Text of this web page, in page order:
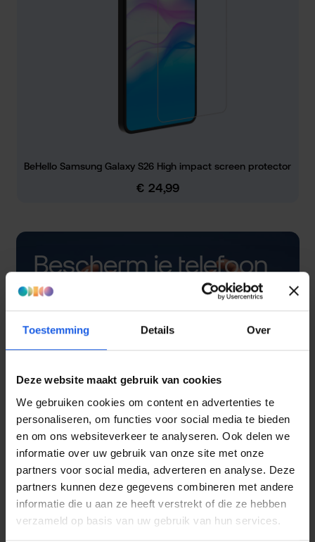
Toestemming Details Over
Deze website maakt gebruik van cookies
We gebruiken cookies om content en advertenties te
personaliseren, om functies voor social media te bieden
en om ons websiteverkeer te analyseren. Ook delen we
informatie over uw gebruik van onze site met onze
partners voor social media, adverteren en analyse. Deze
partners kunnen deze gegevens combineren met andere
informatie die u aan ze heeft verstrekt of die ze hebben
verzameld op basis van uw gebruik van hun services.
BeHello Samsung Galaxy S26 High impact screen protector
Normale prijs:
€ 24,99
Bescherm je telefoon
met een hoesje